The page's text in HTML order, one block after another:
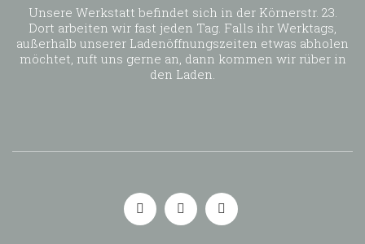
Unsere Werkstatt befindet sich in der Körnerstr. 23.
Dort arbeiten wir fast jeden Tag. Falls ihr Werktags,
außerhalb unserer Ladenöffnungszeiten etwas abholen
möchtet, ruft uns gerne an, dann kommen wir rüber in
den Laden.